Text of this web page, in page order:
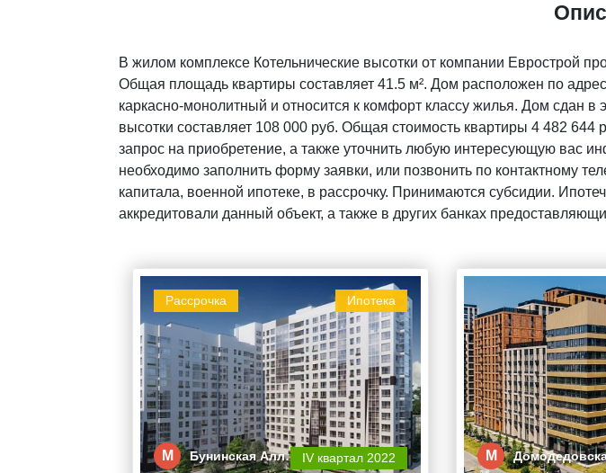
В жилом комплексе Котельнические высотки от компании Еврострой
Общая площадь квартиры составляет 41.5 м². Дом расположен по
каркасно-монолитный и относится к комфорт классу жилья. Дом сдан
высотки составляет 108 000 руб. Общая стоимость квартиры 4 482
запрос на приобретение, а также уточнить любую интересующую вас
необходимо заполнить форму заявки, или позвонить по контактному
капитала, военной ипотеке, в рассрочку. Принимаются субсидии.
аккредитовали данный объект, а также в других банках
Ипотека
Рассрочка
М Бунинская Алл… IV квартал 2022 М